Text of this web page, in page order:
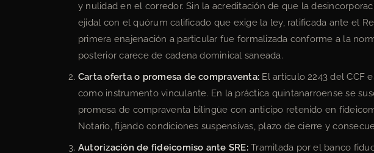
y nulidad en el corredor. Sin la acreditación de que la
ejidal con el quórum calificado que exige la ley, ratificada ante el
primera enajenación a particular fue formalizada conforme a la
posterior carece de cadena dominical saneada.
Carta oferta o promesa de compraventa: El artículo 2243 del CCF
como instrumento vinculante. En la práctica quintanarroense se
promesa de compraventa bilingüe con anticipo retenido en
Notario, fijando condiciones suspensivas, plazo de cierre y
Autorización de fideicomiso ante SRE:Tramitada por el banco